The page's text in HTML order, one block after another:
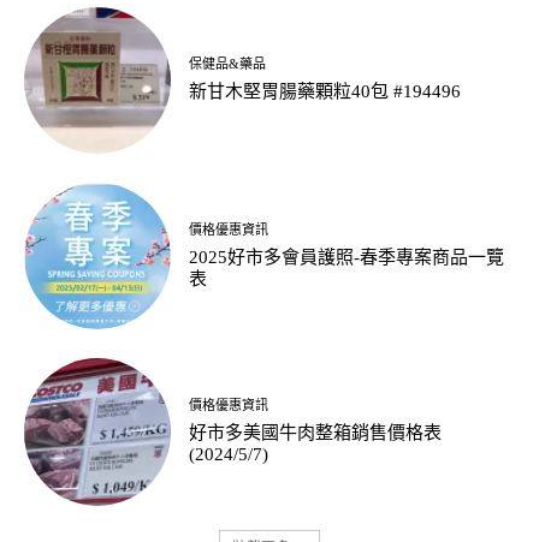
保健品&藥品
新甘木堅胃腸藥顆粒40包 #194496
價格優惠資訊
2025好市多會員護照-春季專案商品一覽
表
價格優惠資訊
好市多美國牛肉整箱銷售價格表
(2024/5/7)